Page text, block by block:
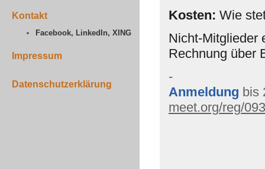
Kontakt
Facebook, LinkedIn, XING
Impressum
Datenschutzerklärung
Kosten: Wie
Nicht-Mitglieder
Rechnung über
-
Anmeldung bis
meet.org/reg/